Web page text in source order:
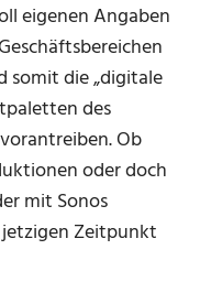
eigenen Angaben
somit die „digitale
des
Ob
oder doch
mit Sonos
Zeitpunkt